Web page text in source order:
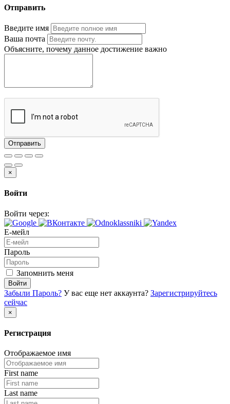
Отправить
Введите имя
Ваша почта
Объясните, почему данное достижение важно
Отправить
×
Войти
Войти через:
Е-мейл
Пароль
Запомнить меня
Войти
Забыли Пароль? У вас еще нет аккаунта? Зарегистрируйтесь
сейчас
×
Регистрация
Отображаемое имя
First name
Last name